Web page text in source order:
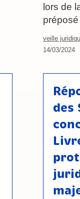
lors de
préposé
veille
14/03/2024
des